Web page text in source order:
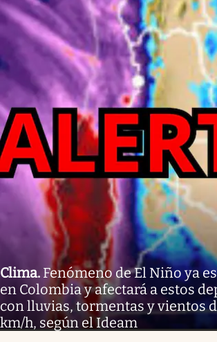
Clima. Fenómeno de El Niño ya
en Colombia y afectará a estos
con lluvias, tormentas y vientos
km/h, según el Ideam